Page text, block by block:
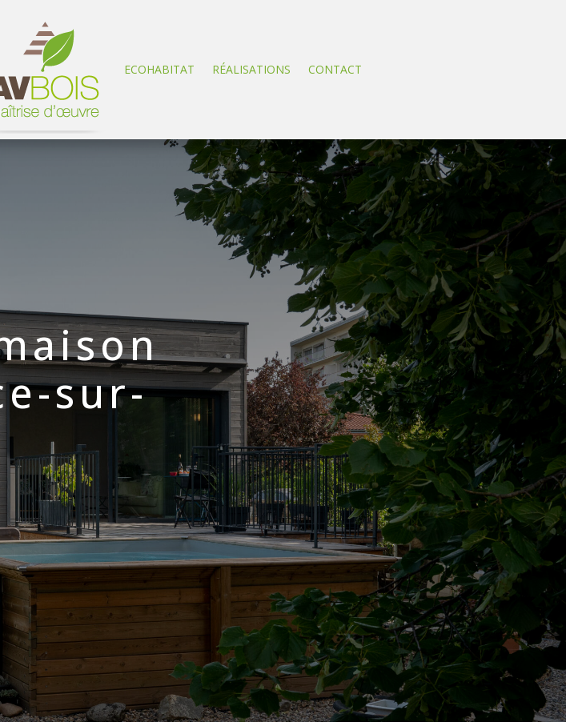
ECOHABITAT RÉALISATIONS CONTACT
sur-